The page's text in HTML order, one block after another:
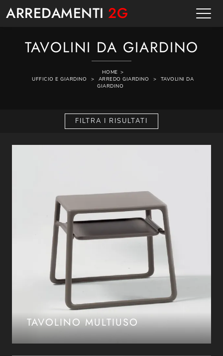
ARREDAMENTI 2G
TAVOLINI DA GIARDINO
HOME >
UFFICIO E GIARDINO
> ARREDO GIARDINO >
TAVOLINI DA
GIARDINO
FILTRA I RISULTATI
TAVOLINO MULTIUSO